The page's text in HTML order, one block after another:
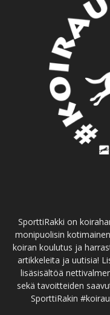
SporttiRakki on
monipuolisin
koiran koulutus ja
artikkeleita ja uutisia!
lisäsisältöä
sekä tavoitteiden
SporttiRakin